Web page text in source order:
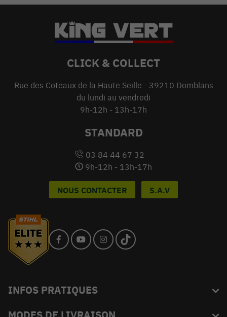
CLICK & COLLECT
Rue des Coteaux de la Haute Seille - 39210 Domblans
du lundi au vendredi
9h-12h - 13h-17h
STANDARD
03 84 44 67 32
9h-12h - 13h-17h
NOUS CONTACTER S.A.V
INFOS PRATIQUES